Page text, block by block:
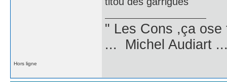
" Les Cons ,ça
... Michel Audiart
Hors ligne